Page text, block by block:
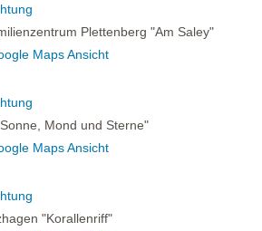
Plettenberg "Am Saley"
Maps Ansicht
Mond und Sterne"
Maps Ansicht
"Korallenriff"